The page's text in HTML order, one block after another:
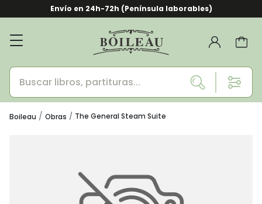
Envío en 24h-72h (Península laborables)
Boileau Obras The General Steam Suite